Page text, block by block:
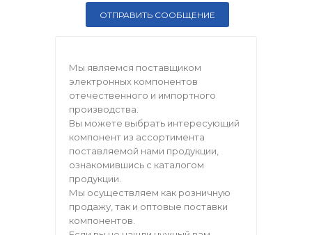
Мы являемся поставщиком
электронных компонентов
отечественного и импортного
производства.
Вы можете выбрать интересующий
компонент из ассортимента
поставляемой нами продукции,
ознакомившись с каталогом
продукции.
Мы осуществляем как розничную
продажу, так и оптовые поставки
компонентов.